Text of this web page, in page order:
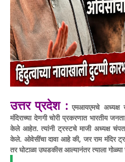
उत्तर प्रदेश : एमआयएमचे अध्यक्ष
मंदिराच्या देणगी चोरी प्रकरणात भारतीय
केले आहेत. त्यांनी ट्रस्टचे माजी अध्यक्ष
केले. ओवेसींचा दावा आहे की, जर राम मंदिर
तर घोटाळा उघडकीस आल्यानंतर त्याला